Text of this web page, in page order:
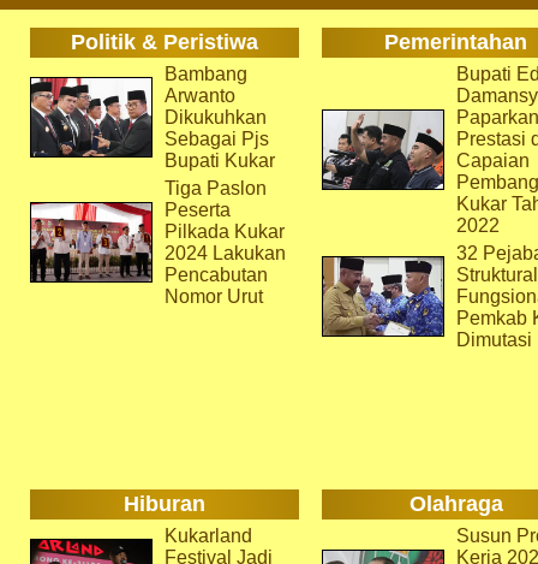
Politik & Peristiwa Pemerintahan
Bambang
Arwanto
Dikukuhkan
Sebagai Pjs
Bupati Kukar
Tiga Paslon
Peserta
Pilkada Kukar
2024 Lakukan
Pencabutan
Nomor Urut
Bupati
Paparkan
Prestasi
Capaian
Kukar
2022
32
Pemkab
Dimutasi
Hiburan Olahraga
Kukarland
Festival Jadi
Susun
Kerja